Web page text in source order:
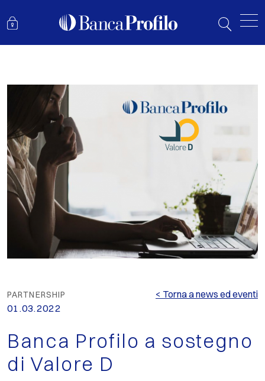
BANCA PROFILO A SOSTEGNO DI VALORE D
PARTNERSHIP
01.03.2022
< Torna a news ed eventi
Banca Profilo a sostegno
di Valore D